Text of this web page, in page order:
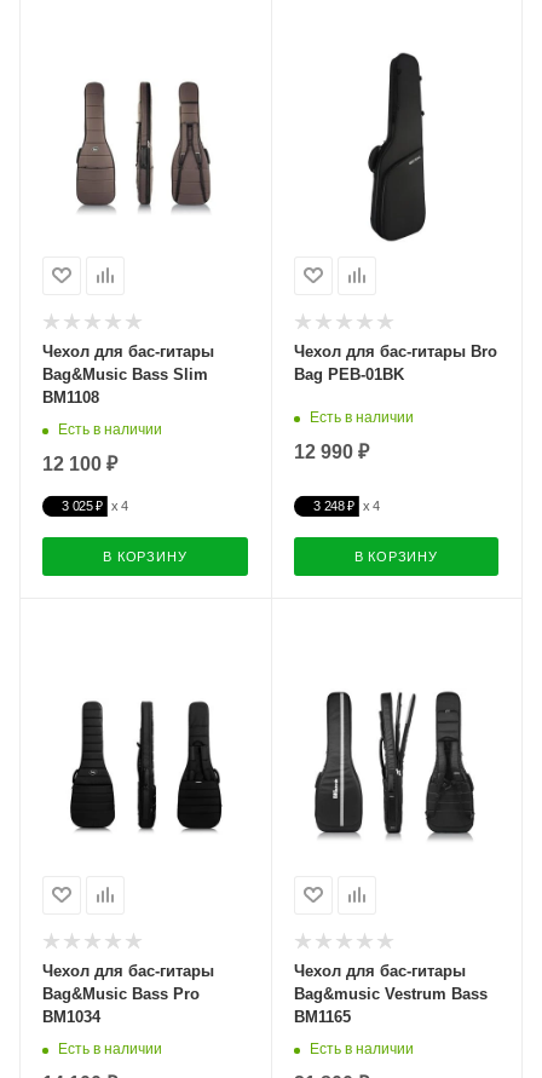
Чехол для бас-гитары
Bag&Music Bass Slim
BM1108
Есть в наличии
12 100 ₽
3 025 ₽
В КОРЗИНУ
Чехол для бас-гитары Bro
Bag PEB-01BK
Есть в наличии
12 990 ₽
3 248 ₽
В КОРЗИНУ
Чехол для бас-гитары
Bag&Music Bass Pro
BM1034
Есть в наличии
Чехол для бас-гитары
Bag&music Vestrum Bass
ВМ1165
Есть в наличии